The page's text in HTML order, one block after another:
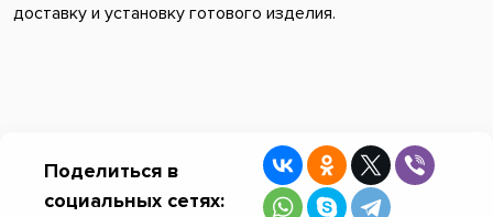
доставку и установку готового изделия.
Поделиться в
социальных сетях: